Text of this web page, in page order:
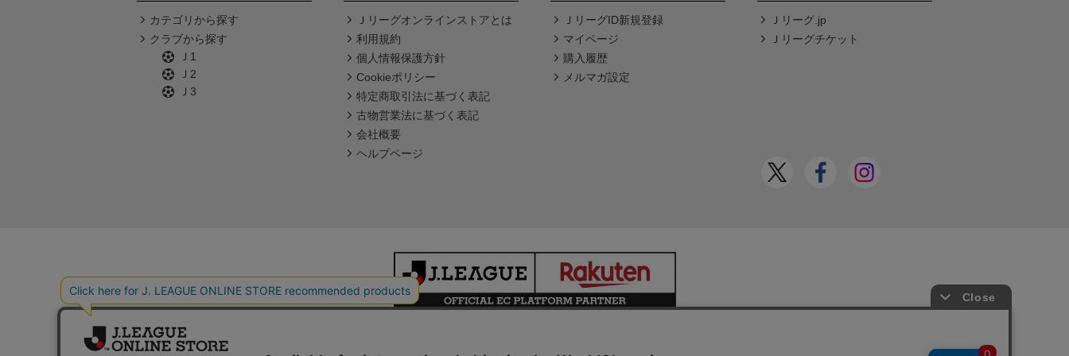
カテゴリから探す
クラブから探す
Ｊ1
Ｊ2
Ｊ3
Ｊリーグオンラインストアとは
利用規約
個人情報保護方針
Cookieポリシー
特定商取引法に基づく表記
古物営業法に基づく表記
会社概要
ヘルプページ
ＪリーグID新規登録
マイページ
購入履歴
メルマガ設定
Ｊリーグ.jp
Ｊリーグチケット